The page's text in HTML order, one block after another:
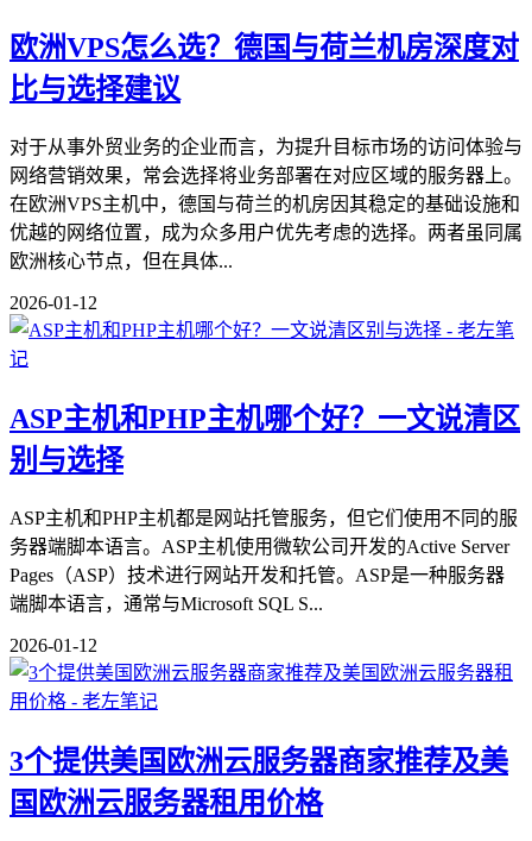
欧洲VPS怎么选？德国与荷兰机房深度对
比与选择建议
对于从事外贸业务的企业而言，为提升目标市场的访问体验与
网络营销效果，常会选择将业务部署在对应区域的服务器上。
在欧洲VPS主机中，德国与荷兰的机房因其稳定的基础设施和
优越的网络位置，成为众多用户优先考虑的选择。两者虽同属
欧洲核心节点，但在具体...
2026-01-12
ASP主机和PHP主机哪个好？一文说清区
别与选择
ASP主机和PHP主机都是网站托管服务，但它们使用不同的服
务器端脚本语言。ASP主机使用微软公司开发的Active Server
Pages（ASP）技术进行网站开发和托管。ASP是一种服务器
端脚本语言，通常与Microsoft SQL S...
2026-01-12
3个提供美国欧洲云服务器商家推荐及美
国欧洲云服务器租用价格